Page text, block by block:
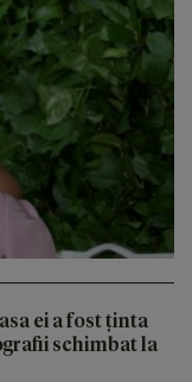
ei a fost ținta
schimbat la